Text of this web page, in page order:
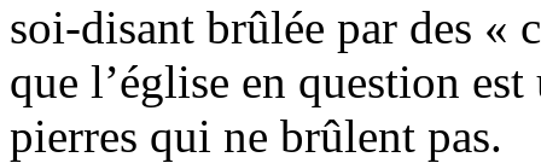
soi-disant brûlée par des «
que l’église en question
pierres qui ne brûlent pas.